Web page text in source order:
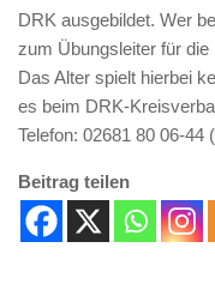
DRK ausgebildet. Wer
zum Übungsleiter für
Das Alter spielt hierbei
es beim DRK-
Telefon: 02681 80 06-44
Beitrag teilen